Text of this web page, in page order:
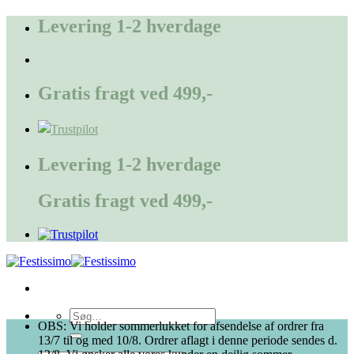
FortsætLevering 1-2 hverdage
Gratis fragt ved 499,-
Levering 1-2 hverdage
Gratis fragt ved 499,-
Søg
efter:
OBS: Vi holder sommerlukket for afsendelse af ordrer fra
13/7 til og med 10/8. Ordrer aflagt i denne periode sendes d.